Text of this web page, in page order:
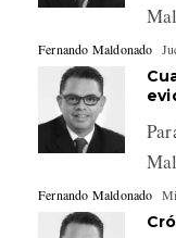
Fernando Maldonado
Fernando Maldonado